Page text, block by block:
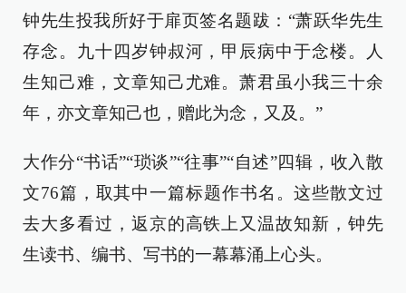
钟先生投我所好于扉页签名题跋：“萧跃华先生
存念。九十四岁钟叔河，甲辰病中于念楼。人
生知己难，文章知己尤难。萧君虽小我三十余
年，亦文章知己也，赠此为念，又及。”
大作分“书话”“琐谈”“往事”“自述”四辑，收入散
文76篇，取其中一篇标题作书名。这些散文过
去大多看过，返京的高铁上又温故知新，钟先
生读书、编书、写书的一幕幕涌上心头。